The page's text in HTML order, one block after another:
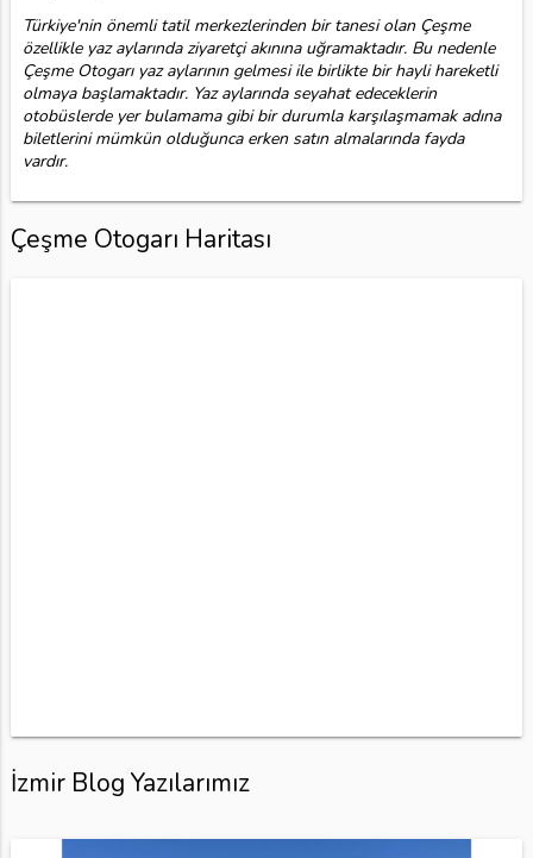
Türkiye'nin önemli tatil merkezlerinden bir tanesi olan Çeşme
özellikle yaz aylarında ziyaretçi akınına uğramaktadır. Bu nedenle
Çeşme Otogarı yaz aylarının gelmesi ile birlikte bir hayli hareketli
olmaya başlamaktadır. Yaz aylarında seyahat edeceklerin
otobüslerde yer bulamama gibi bir durumla karşılaşmamak adına
biletlerini mümkün olduğunca erken satın almalarında fayda
vardır.
Çeşme Otogarı Haritası
İzmir Blog Yazılarımız